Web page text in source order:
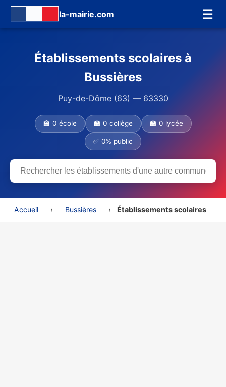
la-mairie.com ☰
Établissements scolaires à
Bussières
Puy-de-Dôme (63) — 63330
🏫 0 école 🏫 0 collège 🏫 0 lycée
✅ 0% public
Accueil › Bussières › Établissements scolaires